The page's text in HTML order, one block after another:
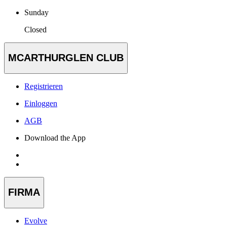
Sunday
Closed
MCARTHURGLEN CLUB
Registrieren
Einloggen
AGB
Download the App
FIRMA
Evolve